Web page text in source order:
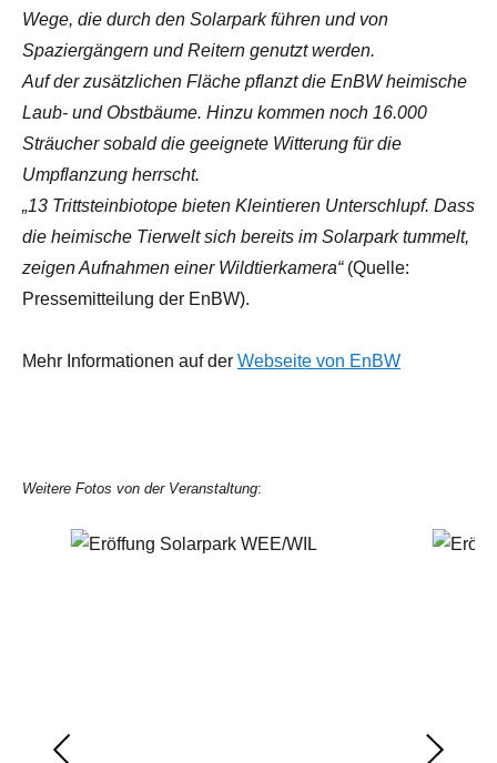
Wege, die durch den Solarpark führen und von
Spaziergängern und Reitern genutzt werden.
Auf der zusätzlichen Fläche pflanzt die EnBW heimische
Laub- und Obstbäume. Hinzu kommen noch 16.000
Sträucher sobald die geeignete Witterung für die
Umpflanzung herrscht.
„13 Trittsteinbiotope bieten Kleintieren Unterschlupf. Dass
die heimische Tierwelt sich bereits im Solarpark tummelt,
zeigen Aufnahmen einer Wildtierkamera“(Quelle:
Pressemitteilung der EnBW).
Mehr Informationen auf der Webseite von EnBW
Weitere Fotos von der Veranstaltung: